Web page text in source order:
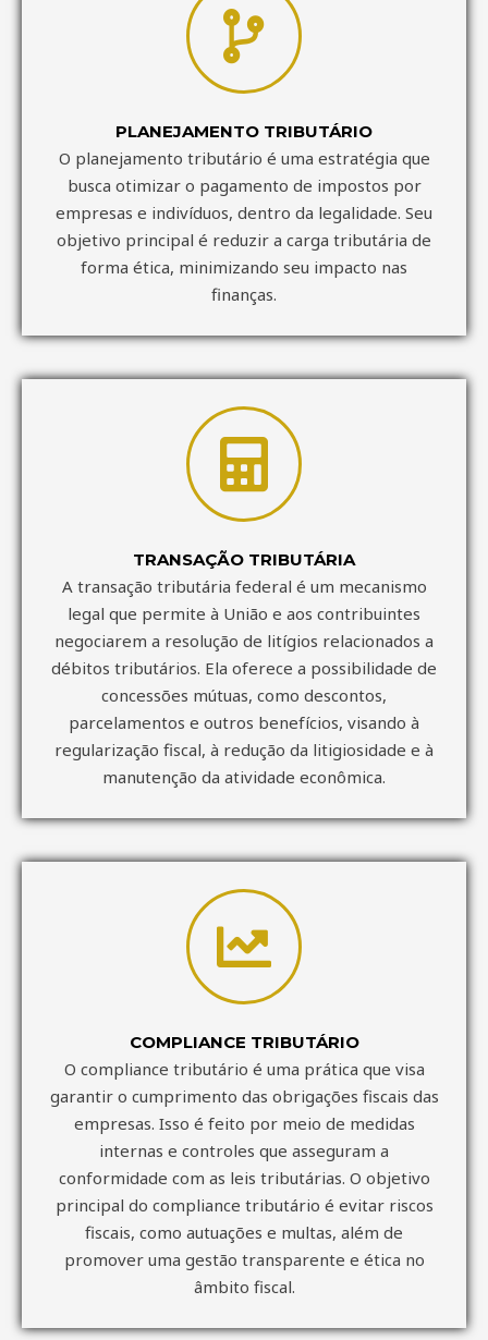
PLANEJAMENTO TRIBUTÁRIO
O planejamento tributário é uma estratégia que
busca otimizar o pagamento de impostos por
empresas e indivíduos, dentro da legalidade. Seu
objetivo principal é reduzir a carga tributária de
forma ética, minimizando seu impacto nas
finanças.
TRANSAÇÃO TRIBUTÁRIA
A transação tributária federal é um mecanismo
legal que permite à União e aos contribuintes
negociarem a resolução de litígios relacionados a
débitos tributários. Ela oferece a possibilidade de
concessões mútuas, como descontos,
parcelamentos e outros benefícios, visando à
regularização fiscal, à redução da litigiosidade e à
manutenção da atividade econômica.
COMPLIANCE TRIBUTÁRIO
O compliance tributário é uma prática que visa
garantir o cumprimento das obrigações fiscais das
empresas. Isso é feito por meio de medidas
internas e controles que asseguram a
conformidade com as leis tributárias. O objetivo
principal do compliance tributário é evitar riscos
fiscais, como autuações e multas, além de
promover uma gestão transparente e ética no
âmbito fiscal.